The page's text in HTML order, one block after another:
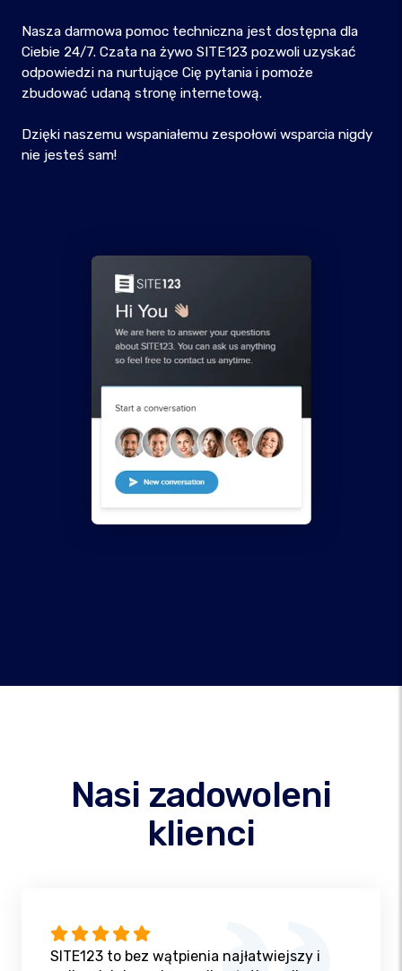
Nasza darmowa pomoc techniczna jest dostępna dla
Ciebie 24/7. Czata na żywo SITE123 pozwoli uzyskać
odpowiedzi na nurtujące Cię pytania i pomoże
zbudować udaną stronę internetową.
Dzięki naszemu wspaniałemu zespołowi wsparcia nigdy
nie jesteś sam!
Nasi zadowoleni
klienci
SITE123 to bez wątpienia najłatwiejszy i